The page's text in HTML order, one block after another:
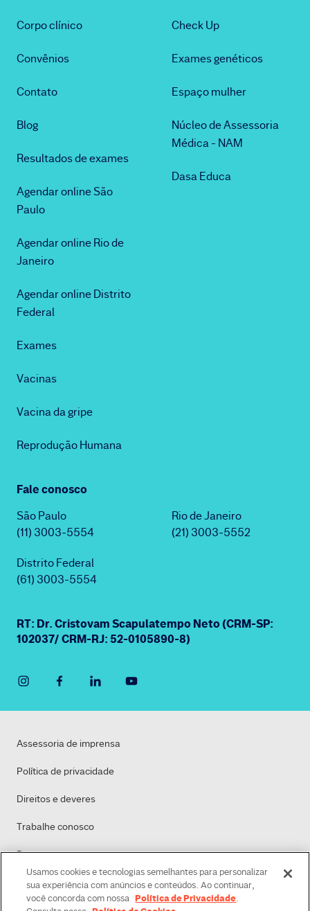
Corpo clínico
Convênios
Contato
Blog
Resultados de exames
Agendar online São
Paulo
Agendar online Rio de
Janeiro
Agendar online Distrito
Federal
Exames
Vacinas
Vacina da gripe
Reprodução Humana
Check Up
Exames genéticos
Espaço mulher
Núcleo de Assessoria
Médica - NAM
Dasa Educa
Fale conosco
São Paulo
(11) 3003-5554
Rio de Janeiro
(21) 3003-5552
Distrito Federal
(61) 3003-5554
RT: Dr. Cristovam Scapulatempo Neto (CRM-SP:
102037/ CRM-RJ: 52-0105890-8)
Assessoria de imprensa
Política de privacidade
Direitos e deveres
Trabalhe conosco
Dasa
Política de Cookies
Usamos cookies e tecnologias semelhantes para personalizar
sua experiência com anúncios e conteúdos. Ao continuar,
você concorda com nossa Política de Privacidade.